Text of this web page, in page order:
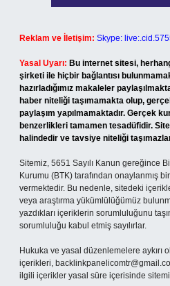
Reklam ve İletişim: Skype:
Yasal Uyarı: Bu internet sitesi,
şirketi ile hiçbir bağlantısı
hazırladığımız makaleler
haber niteliği taşımamakta olup,
paylaşım yapılmamaktadır. Gerçek
benzerlikleri tamamen tesadüfidir.
halindedir ve tavsiye niteliği
Sitemiz, 5651 Sayılı Kanun gereğince
Kurumu (BTK) tarafından onaylanmış
vermektedir. Bu nedenle, sitedeki
veya araştırma yükümlülüğümüz
yazdıkları içeriklerin sorumluluğunu
sorumluluğu kabul etmiş sayılırlar.
Hukuka ve yasal düzenlemelere aykırı
içerikleri,
ilgili içerikler yasal süre içerisinde